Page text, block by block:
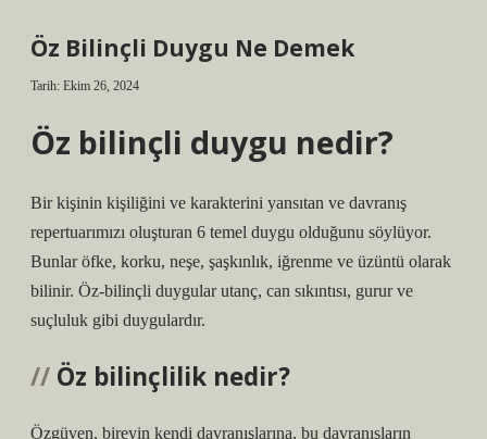
Öz Bilinçli Duygu Ne Demek
Tarih: Ekim 26, 2024
Öz bilinçli duygu nedir?
Bir kişinin kişiliğini ve karakterini yansıtan ve davranış
repertuarımızı oluşturan 6 temel duygu olduğunu söylüyor.
Bunlar öfke, korku, neşe, şaşkınlık, iğrenme ve üzüntü olarak
bilinir. Öz-bilinçli duygular utanç, can sıkıntısı, gurur ve
suçluluk gibi duygulardır.
Öz bilinçlilik nedir?
Özgüven, bireyin kendi davranışlarına, bu davranışların